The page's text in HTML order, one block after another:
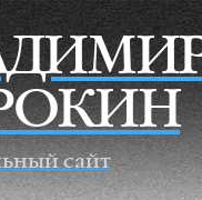
сайт